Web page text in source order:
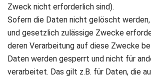
Zweck nicht erforderlich sind).
Sofern die Daten nicht gelöscht
und gesetzlich zulässige Zwecke
deren Verarbeitung auf diese Zwecke
Daten werden gesperrt und nicht für
verarbeitet. Das gilt z.B. für Daten, die